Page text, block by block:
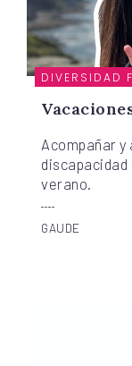
DIVERSIDAD
Acompañar y
verano.
GAUDE